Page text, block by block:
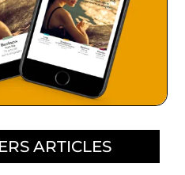
ARTICLES